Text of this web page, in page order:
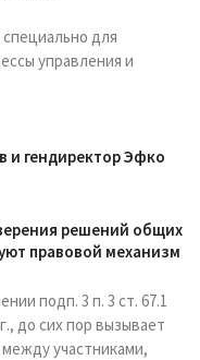
для
управления и
и гендиректор Эфко
решений общих
правовой механизм
подп. 3 п. 3 ст. 67.1
до сих пор вызывает
участниками,